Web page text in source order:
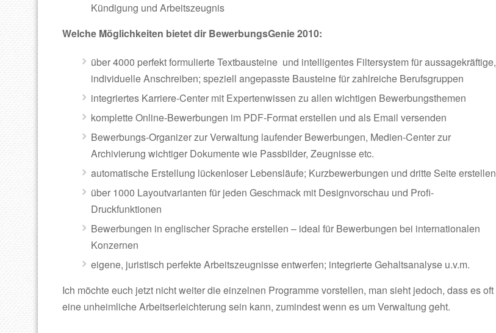
Kündigung und Arbeitszeugnis
Welche Möglichkeiten bietet dir BewerbungsGenie 2010:
über 4000 perfekt formulierte Textbausteine und intelligentes Filtersystem für aussagekräftige,
individuelle Anschreiben; speziell angepasste Bausteine für zahlreiche Berufsgruppen
integriertes Karriere-Center mit Expertenwissen zu allen wichtigen Bewerbungsthemen
komplette Online-Bewerbungen im PDF-Format erstellen und als Email versenden
Bewerbungs-Organizer zur Verwaltung laufender Bewerbungen, Medien-Center zur
Archivierung wichtiger Dokumente wie Passbilder, Zeugnisse etc.
automatische Erstellung lückenloser Lebensläufe; Kurzbewerbungen und dritte Seite erstellen
über 1000 Layoutvarianten für jeden Geschmack mit Designvorschau und Profi-
Druckfunktionen
Bewerbungen in englischer Sprache erstellen – ideal für Bewerbungen bei internationalen
Konzernen
eigene, juristisch perfekte Arbeitszeugnisse entwerfen; integrierte Gehaltsanalyse u.v.m.
Ich möchte euch jetzt nicht weiter die einzelnen Programme vorstellen, man sieht jedoch, dass es oft
eine unheimliche Arbeitserleichterung sein kann, zumindest wenn es um Verwaltung geht.